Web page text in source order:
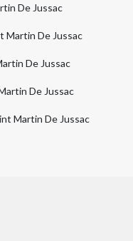
De Jussac
Martin De Jussac
De Jussac
De Jussac
Martin De Jussac